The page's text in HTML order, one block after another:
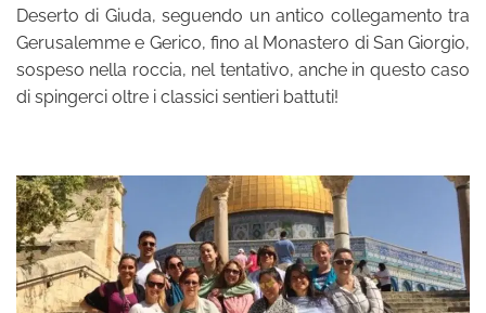
Deserto di Giuda, seguendo un antico collegamento tra
Gerusalemme e Gerico, fino al Monastero di San Giorgio,
sospeso nella roccia, nel tentativo, anche in questo caso
di spingerci oltre i classici sentieri battuti!